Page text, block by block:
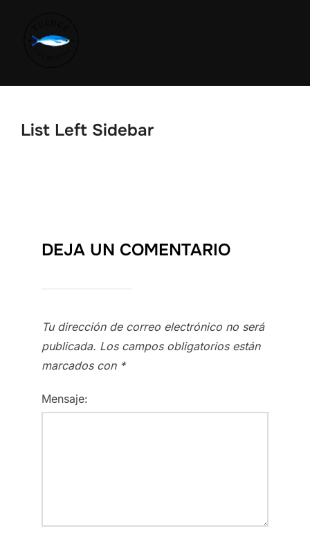
List Left Sidebar
DEJA UN COMENTARIO
Tu dirección de correo electrónico no será
publicada. Los campos obligatorios están
marcados con *
Mensaje: